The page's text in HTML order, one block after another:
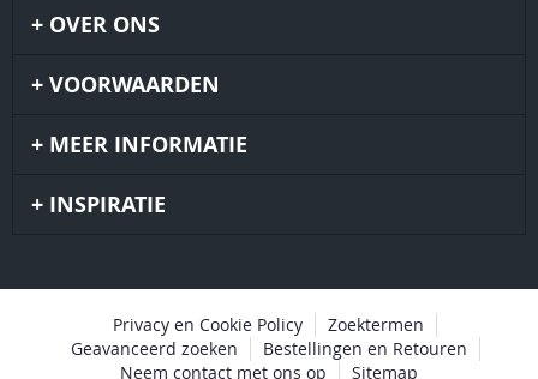
OVER ONS
VOORWAARDEN
MEER INFORMATIE
INSPIRATIE
Privacy en Cookie Policy
Zoektermen
Geavanceerd zoeken
Bestellingen en Retouren
Neem contact met ons op
Sitemap